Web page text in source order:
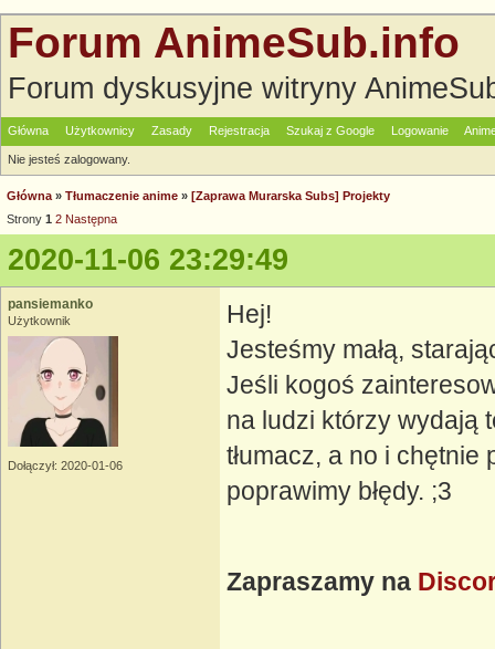
Forum AnimeSub.info
Forum dyskusyjne witryny
Główna Użytkownicy Zasady Rejestracja Szukaj z Google Logowanie
Nie jesteś zalogowany.
Główna » Tłumaczenie anime » [Zaprawa Murarska Subs] Projekty
Strony 1 2 Następna
2020-11-06 23:29:49
pansiemanko
Użytkownik
Dołączył: 2020-01-06
Hej!
Jesteśmy małą,
Jeśli kogoś
na ludzi którzy wydają
tłumacz, a no i
poprawimy błędy. ;3
Zapraszamy na